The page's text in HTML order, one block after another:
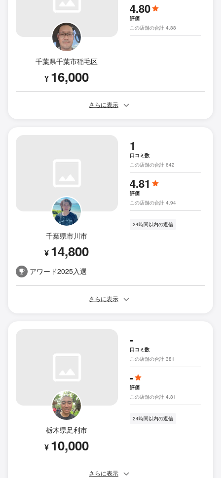
千葉県千葉市稲毛区
¥ 16,000
4.80
評価
この店舗の合計 4.88
さらに表示
千葉県市川市
¥ 14,800
アワード2025入選
1
口コミ数
この店舗の合計 642
4.81
評価
この店舗の合計 4.94
24時間以内の返信
さらに表示
栃木県足利市
¥ 10,000
-
口コミ数
この店舗の合計 381
-
評価
この店舗の合計 4.81
24時間以内の返信
さらに表示